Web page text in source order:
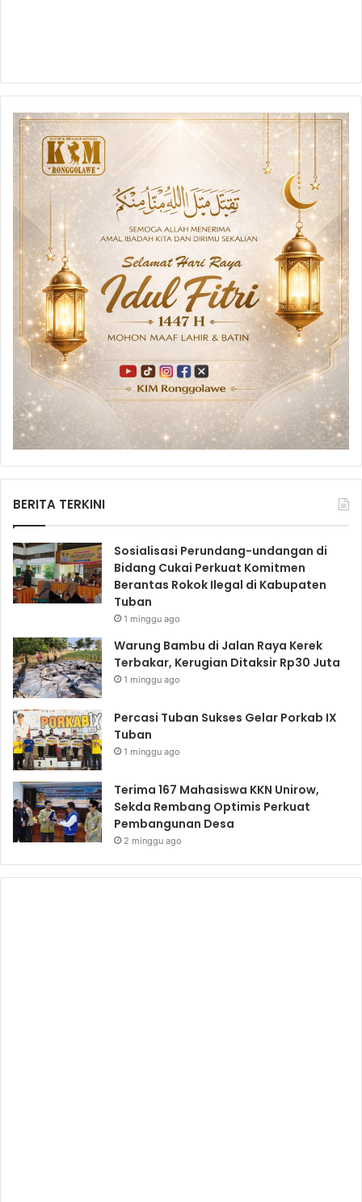
BERITA TERKINI
Sosialisasi Perundang-undangan di
Bidang Cukai Perkuat Komitmen
Berantas Rokok Ilegal di Kabupaten
Tuban
1 minggu ago
Warung Bambu di Jalan Raya Kerek
Terbakar, Kerugian Ditaksir Rp30 Juta
1 minggu ago
Percasi Tuban Sukses Gelar Porkab IX
Tuban
1 minggu ago
Terima 167 Mahasiswa KKN Unirow,
Sekda Rembang Optimis Perkuat
Pembangunan Desa
2 minggu ago